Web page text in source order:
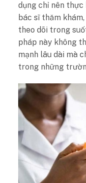
dụng chỉ nên
bác sĩ thăm
theo dõi trong
pháp này không
mạnh lâu dài mà
trong những